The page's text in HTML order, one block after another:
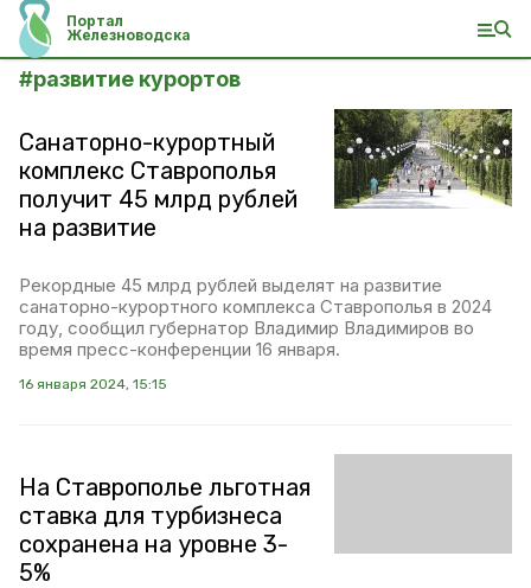
Портал
Железноводска
#развитие курортов
Санаторно-курортный
комплекс Ставрополья
получит 45 млрд рублей
на развитие
Рекордные 45 млрд рублей выделят на развитие
санаторно-курортного комплекса Ставрополья в 2024
году, сообщил губернатор Владимир Владимиров во
время пресс-конференции 16 января.
16 января 2024, 15:15
На Ставрополье льготная
ставка для турбизнеса
сохранена на уровне 3-
5%